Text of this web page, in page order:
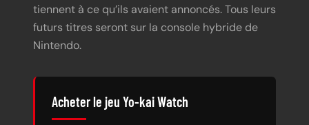
tiennent à ce qu’ils avaient annoncés. Tous leurs
futurs titres seront sur la console hybride de
Nintendo.
Acheter le jeu Yo-kai Watch